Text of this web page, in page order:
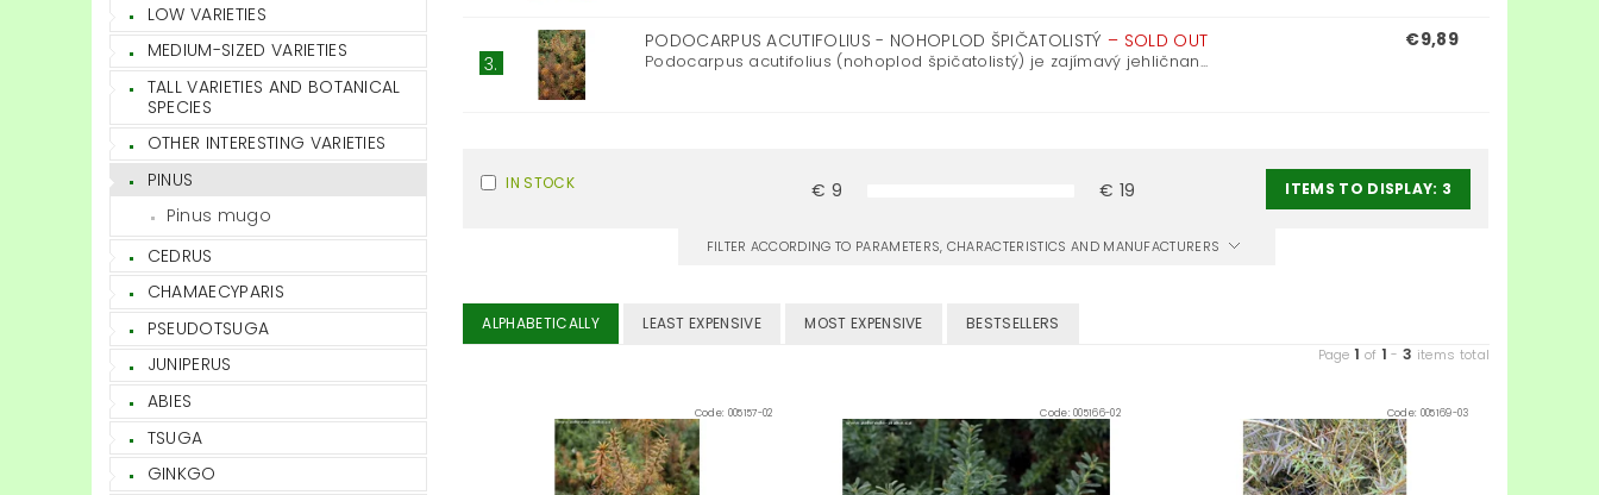
LOW VARIETIES
MEDIUM-SIZED VARIETIES
TALL VARIETIES AND BOTANICAL
SPECIES
OTHER INTERESTING VARIETIES
PINUS
Pinus mugo
CEDRUS
CHAMAECYPARIS
PSEUDOTSUGA
JUNIPERUS
ABIES
TSUGA
GINKGO
3.
PODOCARPUS ACUTIFOLIUS - NOHOPLOD ŠPIČATOLISTÝ – SOLD OUT
Podocarpus acutifolius (nohoplod špičatolistý) je zajímavý jehličnan...
€9,89
IN STOCK €9 € 19 ITEMS TO DISPLAY: 3
FILTER ACCORDING TO PARAMETERS, CHARACTERISTICS AND MANUFACTURERS
ALPHABETICALLY LEAST EXPENSIVE MOST EXPENSIVE BESTSELLERS
Page1 of 1 -3 items total
Code: 005157-02 Code:005166-02 Code: 005169-03